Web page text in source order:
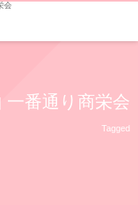
番通り商栄会
Tagged